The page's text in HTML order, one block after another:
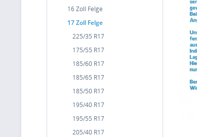
16 Zoll Felge
17 Zoll Felge
225/35 R17
175/55 R17
185/60 R17
185/65 R17
185/50 R17
195/40 R17
195/55 R17
205/40 R17